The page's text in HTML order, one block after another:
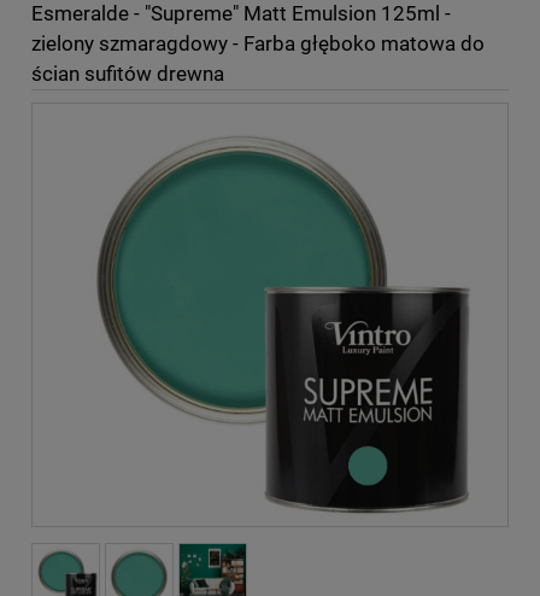
Esmeralde - "Supreme" Matt Emulsion 125ml -
zielony szmaragdowy - Farba głęboko matowa do
ścian sufitów drewna